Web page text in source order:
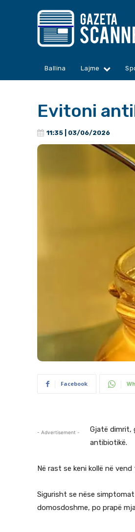
Ballina Lajme
Evitoni
11:35 | 03/06/2026
Facebook
- Advertisement -
Gjatë dimrit,
antibiotikë.
Në rast se keni kollë në
Sigurisht se nëse
domosdoshme, po prapë